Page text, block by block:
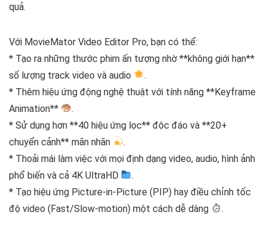
quả.
Với MovieMator Video Editor Pro, bạn có thể:
* Tạo ra những thước phim ấn tượng nhờ **không giới hạn**
số lượng track video và audio
.
* Thêm hiệu ứng động nghệ thuật với tính năng **Keyframe
Animation**
.
* Sử dụng hơn **40 hiệu ứng lọc** độc đáo và **20+
chuyển cảnh** mãn nhãn
.
* Thoải mái làm việc với mọi định dạng video, audio, hình ảnh
phổ biến và cả 4K UltraHD
.
* Tạo hiệu ứng Picture-in-Picture (PIP) hay điều chỉnh tốc
độ video (Fast/Slow-motion) một cách dễ dàng
.